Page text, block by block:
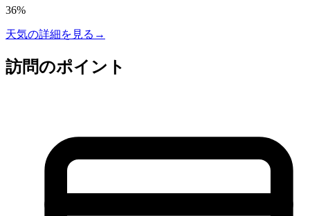
36%
天気の詳細を見る →
訪問のポイント